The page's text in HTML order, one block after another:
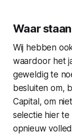
Waar
Wij hebben
waardoor het
geweldig te
besluiten om,
Capital, om
selectie hier
opnieuw